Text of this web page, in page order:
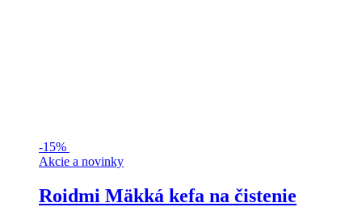
-15%
Akcie a novinky
Roidmi Mäkká kefa na čistenie